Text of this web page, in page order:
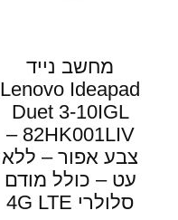
מחשב נייד
Lenovo Ideapad
Duet 3-10IGL
82HK001LIV –
צבע אפור – ללא
עט – כולל מודם
סלולרי 4G LTE